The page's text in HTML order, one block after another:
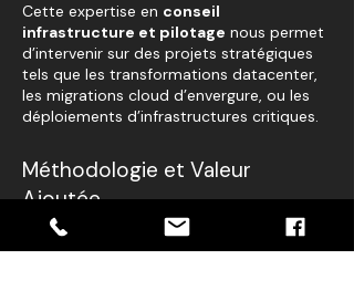
Cette expertise en conseil
infrastructure et pilotage nous permet
d’intervenir sur des projets stratégiques
tels que les transformations datacenter,
les migrations cloud d’envergure, ou les
déploiements d’infrastructures critiques.
Méthodologie et Valeur
Ajoutée
Notre approche decabinet conseil IT